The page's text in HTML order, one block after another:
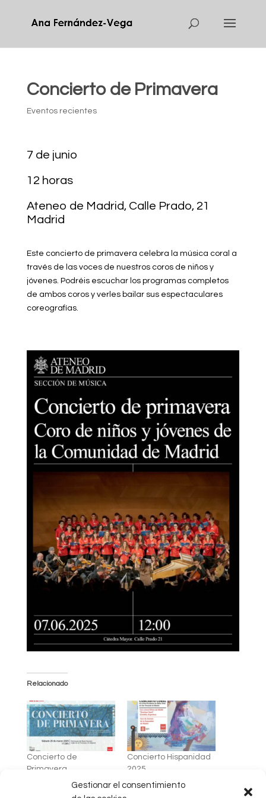
Gestionar el consentimiento
Concierto de Primavera
Eventos recientes
7 de junio
12 horas
Ateneo de Madrid, Calle Prado, 21
Madrid
Este concierto de primavera celebra la música coral a
través de las voces de nuestros coros de niños y
jóvenes. Podréis escuchar los programas completos
de ambos coros y verles bailar sus espectaculares
coreografías.
Relacionado
Concierto de
Primavera
En «Sin categoría»
Concierto Hispanidad
2025
En «Eventos recientes